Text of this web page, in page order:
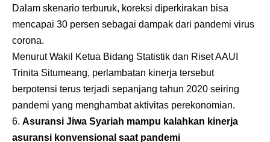
Dalam skenario terburuk, koreksi diperkirakan bisa
mencapai 30 persen sebagai dampak dari pandemi virus
corona.
Menurut Wakil Ketua Bidang Statistik dan Riset AAUI
Trinita Situmeang, perlambatan kinerja tersebut
berpotensi terus terjadi sepanjang tahun 2020 seiring
pandemi yang menghambat aktivitas perekonomian.
Asuransi Jiwa Syariah mampu kalahkan kinerja
asuransi konvensional saat pandemi